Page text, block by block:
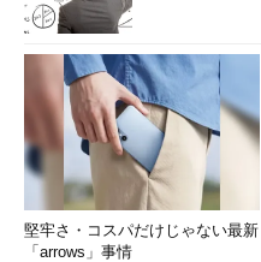
堅牢さ・コスパだけじゃない最新
「arrows」事情